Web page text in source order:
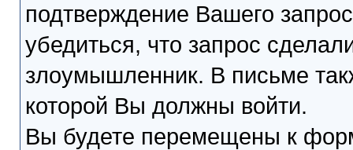
подтверждение Вашего
убедиться, что запрос
злоумышленник. В письме
которой Вы должны войти.
Вы будете перемещены к